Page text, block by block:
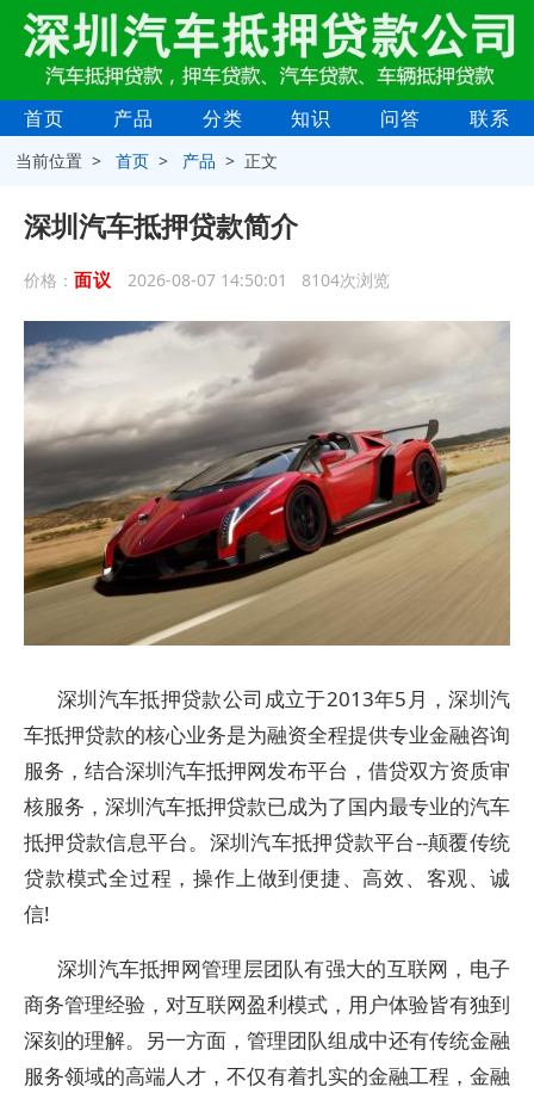
首页 产品 分类 知识 问答 联系
当前位置 >首页 > 产品 > 正文
深圳汽车抵押贷款简介
价格： 面议 2026-08-07 14:50:01 8104次浏览
深圳汽车抵押贷款公司成立于2013年5月，深圳汽
车抵押贷款的核心业务是为融资全程提供专业金融咨询
服务，结合深圳汽车抵押网发布平台，借贷双方资质审
核服务，深圳汽车抵押贷款已成为了国内最专业的汽车
抵押贷款信息平台。深圳汽车抵押贷款平台--颠覆传统
贷款模式全过程，操作上做到便捷、高效、客观、诚
信!
深圳汽车抵押网管理层团队有强大的互联网，电子
商务管理经验，对互联网盈利模式，用户体验皆有独到
深刻的理解。另一方面，管理团队组成中还有传统金融
服务领域的高端人才，不仅有着扎实的金融工程，金融